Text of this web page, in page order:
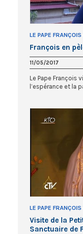
LE PAPE
François en
11/05/2017
Le Pape François
l’espérance et la
LE PAPE
Visite de la
Sanctuaire de